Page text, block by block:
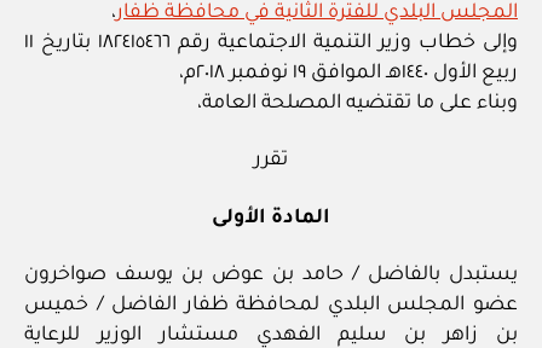
المجلس البلدي للفترة الثانية في محافظة ظفار،
وإلى خطاب وزير التنمية الاجتماعية رقم ١٨٢٤١٥٤٦٦ بتاريخ ١١
ربيع الأول ١٤٤٠هـ الموافق ١٩ نوفمبر ٢٠١٨م،
وبناء على ما تقتضيه المصلحة العامة،
تقرر
المادة الأولى
يستبدل بالفاضل / حامد بن عوض بن يوسف صواخرون
عضو المجلس البلدي لمحافظة ظفار الفاضل / خميس
بن زاهر بن سليم الفهدي مستشار الوزير للرعاية